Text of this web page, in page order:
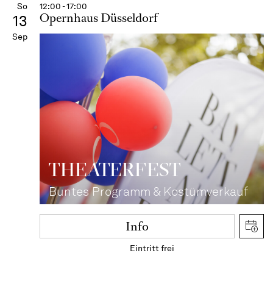
So
13
Sep
12:00 - 17:00
Opernhaus Düsseldorf
THEATER­FEST
Buntes Programm & Kostümverkauf
Info
Eintritt frei